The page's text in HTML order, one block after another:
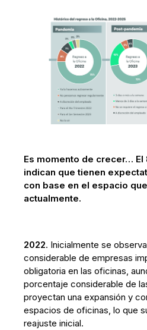
Es momento de crecer… El
indican que tienen
con base en el espacio
actualmente.
2022. Inicialmente se
considerable de empresas
obligatoria en las oficinas,
porcentaje considerable de
proyectan una expansión y
espacios de oficinas, lo que
reajuste inicial.